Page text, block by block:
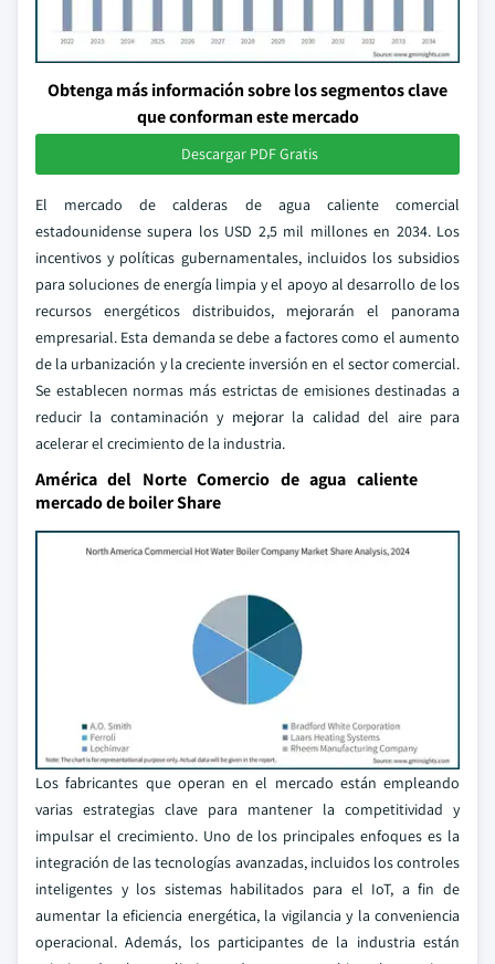
Obtenga más información sobre los segmentos clave
que conforman este mercado
Descargar PDF Gratis
El mercado de calderas de agua caliente comercial
estadounidense supera los USD 2,5 mil millones en 2034. Los
incentivos y políticas gubernamentales, incluidos los subsidios
para soluciones de energía limpia y el apoyo al desarrollo de los
recursos energéticos distribuidos, mejorarán el panorama
empresarial. Esta demanda se debe a factores como el aumento
de la urbanización y la creciente inversión en el sector comercial.
Se establecen normas más estrictas de emisiones destinadas a
reducir la contaminación y mejorar la calidad del aire para
acelerar el crecimiento de la industria.
América del Norte Comercio de agua caliente
mercado de boiler Share
Los fabricantes que operan en el mercado están empleando
varias estrategias clave para mantener la competitividad y
impulsar el crecimiento. Uno de los principales enfoques es la
integración de las tecnologías avanzadas, incluidos los controles
inteligentes y los sistemas habilitados para el IoT, a fin de
aumentar la eficiencia energética, la vigilancia y la conveniencia
operacional. Además, los participantes de la industria están